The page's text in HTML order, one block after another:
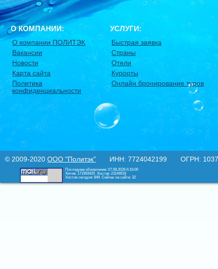
О КОМПАНИИ:
О компании ПОЛИТЭК
Вакансии
Новости
Карта сайта
Политика
конфиденциальности
УСЛУГИ:
Быстрая заявка
Страны
Отели
Курорты
Онлайн бронирование туров
© 2009-2020 ООО "Политэк" ИНН: 7724042199 ОГРН:
Последнее обновление: 07.08.2026 6:16:00
Хитов: 171993425 Хостов: 21144619
Хостов сегодня: 849 Сейчас на сайте: 32